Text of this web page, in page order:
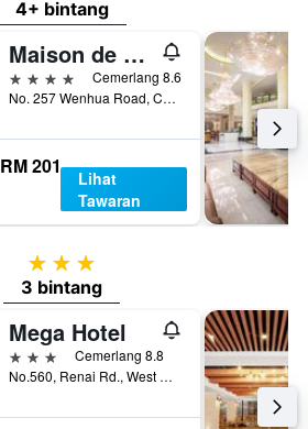
4+ bintang
Maison de Chine Hotel Chiayi
4 bintang
Cemerlang 8.6
No. 257 Wenhua Road, Chiayi City, Taiwan
RM 201
Lihat
Tawaran
3 bintang
3 bintang
Mega Hotel
3 bintangCemerlang 8.8
No.560, Renai Rd., West Dist., Chiayi City, Taiwan